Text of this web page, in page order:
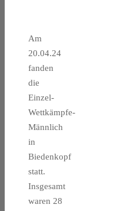
Am
20.04.24
fanden
die
Einzel-
Wettkämpfe-
Männlich
in
Biedenkopf
statt.
Insgesamt
waren 28